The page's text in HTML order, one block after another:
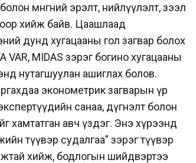
болон мөнгөний эрэлт, нийлүүлэлт, зээл
хийж байв. Цаашлаад
дунд хугацааны гол загвар болох
VAR, MIDAS зэрэг богино хугацааны
нутагшуулан ашиглах болов.
эконометрик загварын үр
санаа, дүгнэлт болон
хамтатган авч үздэг. Энэ хүрээнд
түүвэр судалгаа” зэрэг түүвэр
хийж, бодлогын шийдвэртээ